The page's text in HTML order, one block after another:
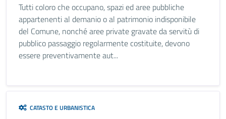
Tutti coloro che occupano, spazi ed aree pubbliche
appartenenti al demanio o al patrimonio indisponibile
del Comune, nonché aree private gravate da servitù di
pubblico passaggio regolarmente costituite, devono
essere preventivamente aut...
CATASTO E URBANISTICA